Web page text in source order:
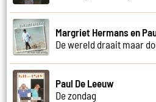
Margriet Hermans en
De wereld draait maar
Paul De Leeuw
De zondag